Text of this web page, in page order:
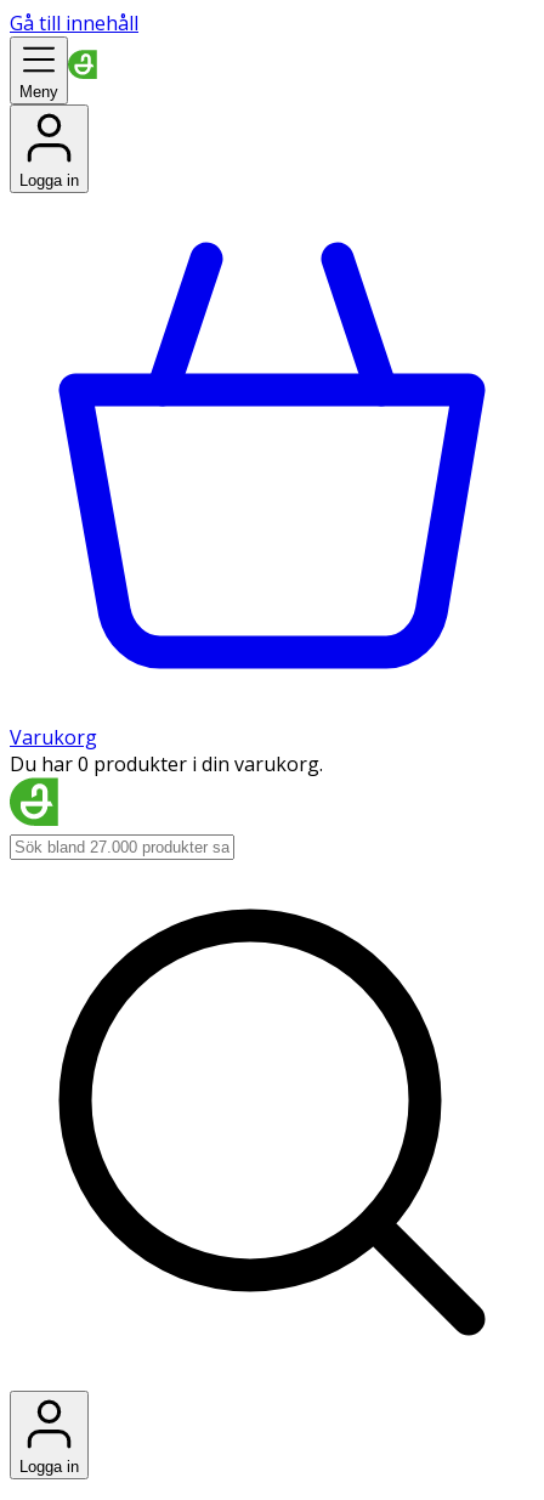
Gå till innehåll
Meny
Logga in
Varukorg
Du har 0 produkter i din varukorg.
Logga in